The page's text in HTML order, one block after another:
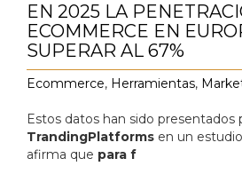
EN 2025 LA
ECOMMERCE EN
SUPERAR AL 67%
Ecommerce, Herramientas,
Estos datos han sido presentados
TrandingPlatforms en un
afirma que para f